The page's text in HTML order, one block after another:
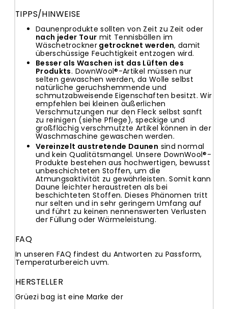
TIPPS/HINWEISE
Daunenprodukte sollten von Zeit zu Zeit oder
nach jeder Tour mit Tennisbällen im
Wäschetrocknergetrocknet werden, damit
überschüssige Feuchtigkeit entzogen wird.
Besser als Waschen ist das Lüften des
Produkts. DownWool®-Artikel müssen nur
selten gewaschen werden, da Wolle selbst
natürliche geruchshemmende und
schmutzabweisende Eigenschaften besitzt. Wir
empfehlen bei kleinen äußerlichen
Verschmutzungen nur den Fleck selbst sanft
zu reinigen (siehe Pflege), speckige und
großflächig verschmutzte Artikel können in der
Waschmaschine gewaschen werden.
Vereinzelt austretende Daunen sind normal
und kein Qualitätsmangel. Unsere DownWool®-
Produkte bestehen aus hochwertigen, bewusst
unbeschichteten Stoffen, um die
Atmungsaktivität zu gewährleisten. Somit kann
Daune leichter heraustreten als bei
beschichteten Stoffen. Dieses Phänomen tritt
nur selten und in sehr geringem Umfang auf
und führt zu keinen nennenswerten Verlusten
der Füllung oder Wärmeleistung.
FAQ
Inunseren FAQ findest du Antworten zu Passform,
Temperaturbereich uvm.
HERSTELLER
Grüezi bag ist eine Marke der